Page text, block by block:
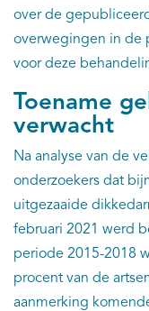
over de
overwegingen in de
voor deze
Toename
verwacht
Na analyse van de
onderzoekers dat
uitgezaaide
februari 2021 werd
periode 2015-2018
procent van de
aanmerking